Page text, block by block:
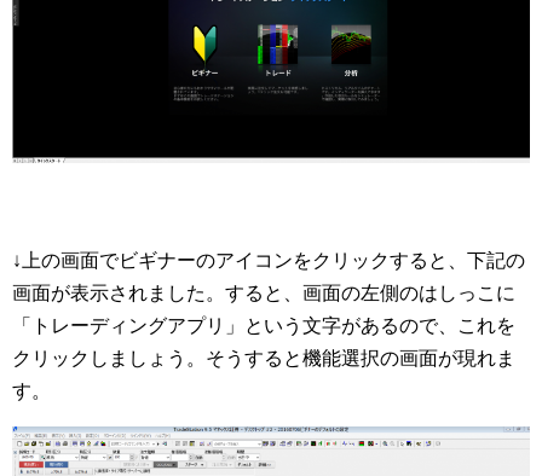
↓上の画面でビギナーのアイコンをクリックすると、下記の
画面が表示されました。すると、画面の左側のはしっこに
「トレーディングアプリ」という文字があるので、これを
クリックしましょう。そうすると機能選択の画面が現れま
す。